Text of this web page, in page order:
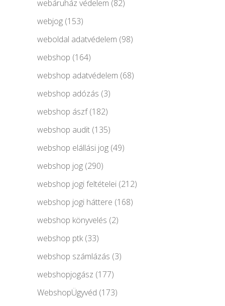
webáruház védelem (82)
webjog (153)
weboldal adatvédelem (98)
webshop (164)
webshop adatvédelem (68)
webshop adózás (3)
webshop ászf(182)
webshop audit (135)
webshop elállási jog (49)
webshop jog (290)
webshop jogi feltételei (212)
webshop jogi háttere (168)
webshop könyvelés (2)
webshop ptk(33)
webshop számlázás (3)
webshopjogász (177)
WebshopÜgyvéd (173)